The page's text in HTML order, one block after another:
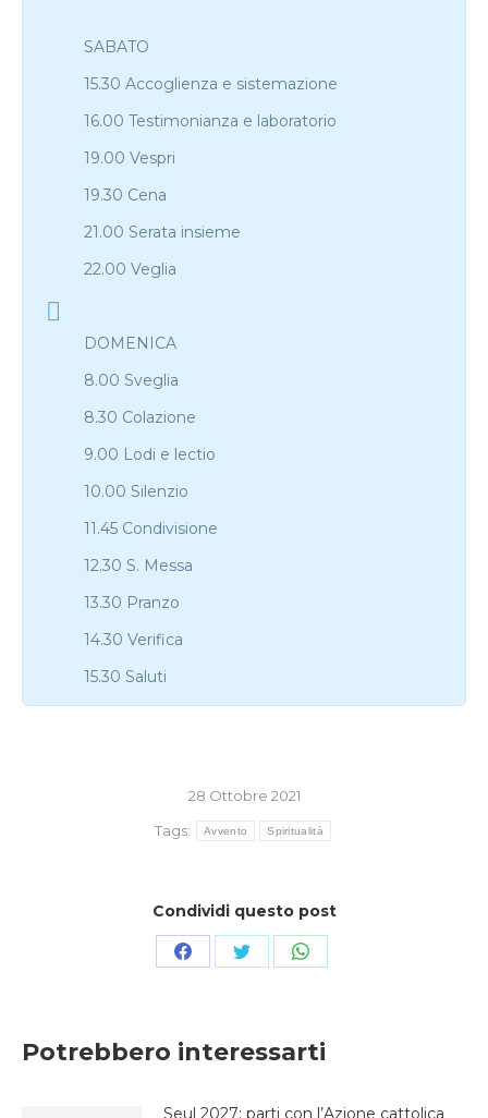
SABATO
15.30 Accoglienza e sistemazione
16.00 Testimonianza e laboratorio
19.00 Vespri
19.30 Cena
21.00 Serata insieme
22.00 Veglia
DOMENICA
8.00 Sveglia
8.30 Colazione
9.00 Lodi e lectio
10.00 Silenzio
11.45 Condivisione
12.30 S. Messa
13.30 Pranzo
14.30 Verifica
15.30 Saluti
28 Ottobre 2021
Tags:
Avvento Spiritualità
Condividi questo post
CondividiCondividiCondividi
Potrebbero interessarti
Seul 2027: parti con l’Azione cattolica